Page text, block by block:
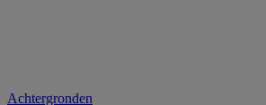
Achtergronden